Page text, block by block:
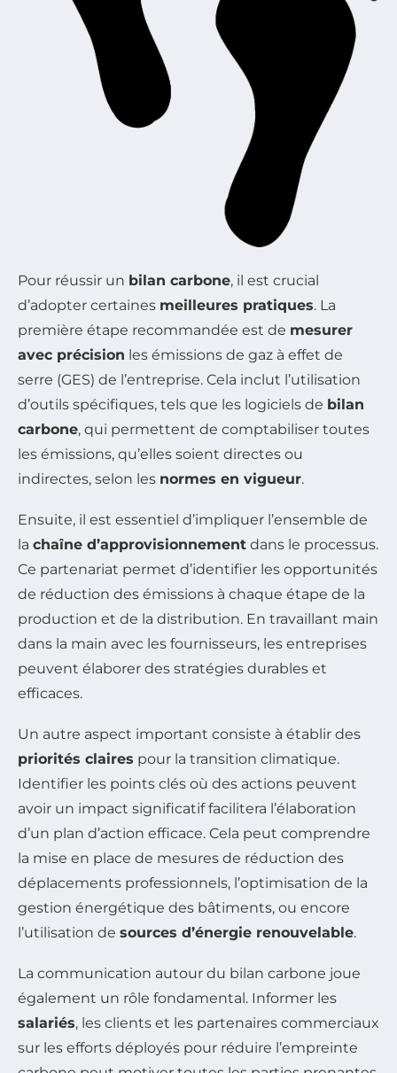
Pour réussir un bilan carbone, il est crucial
d’adopter certaines meilleures pratiques. La
première étape recommandée est de mesurer
avec précision les émissions de gaz à effet de
serre (GES) de l’entreprise. Cela inclut l’utilisation
d’outils spécifiques, tels que les logiciels de bilan
carbone, qui permettent de comptabiliser toutes
les émissions, qu’elles soient directes ou
indirectes, selon les normes en vigueur.
Ensuite, il est essentiel d’impliquer l’ensemble de
la chaîne d’approvisionnement dans le processus.
Ce partenariat permet d’identifier les opportunités
de réduction des émissions à chaque étape de la
production et de la distribution. En travaillant main
dans la main avec les fournisseurs, les entreprises
peuvent élaborer des stratégies durables et
efficaces.
Un autre aspect important consiste à établir des
priorités claires pour la transition climatique.
Identifier les points clés où des actions peuvent
avoir un impact significatif facilitera l’élaboration
d’un plan d’action efficace. Cela peut comprendre
la mise en place de mesures de réduction des
déplacements professionnels, l’optimisation de la
gestion énergétique des bâtiments, ou encore
l’utilisation de sources d’énergie renouvelable.
La communication autour du bilan carbone joue
également un rôle fondamental. Informer les
salariés, les clients et les partenaires commerciaux
sur les efforts déployés pour réduire l’empreinte